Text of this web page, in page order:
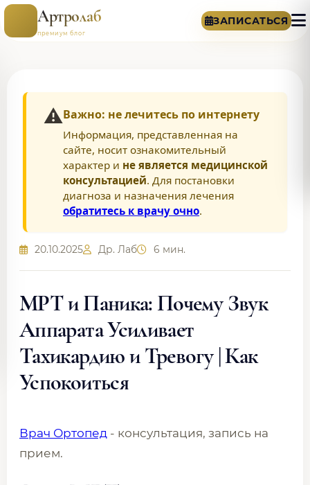
Артролаб
премиум блог
ЗАПИСАТЬСЯ
⚠️Важно: не лечитесь по интернету
Информация, представленная на
сайте, носит ознакомительный
характер и не является медицинской
консультацией. Для постановки
диагноза и назначения лечения
обратитесь к врачу очно.
20.10.2025 Др. Лаб 6 мин.
МРТ и Паника: Почему Звук
Аппарата Усиливает
Тахикардию и Тревогу | Как
Успокоиться
Врач Ортопед - консультация, запись на
прием.